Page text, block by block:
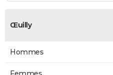
Œuilly
Hommes